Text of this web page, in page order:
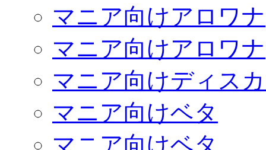
マニア向けアロワナ
マニア向けアロワナ
マニア向けディス
マニア向けベタ
マニア向けベタ